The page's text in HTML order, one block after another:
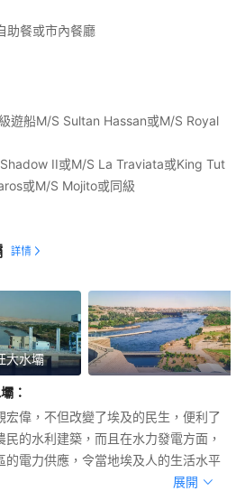
助餐或市內餐廳
遊船M/S Sultan Hassan或M/S Royal
II或M/S La Traviata或King Tut
或M/S Mojito或同級
大水壩
：
宏偉，不但改變了埃及的民生，便利了
民的水利建築，而且在水力發電方面，
的電力供應，令當地埃及人的生活水平
展開